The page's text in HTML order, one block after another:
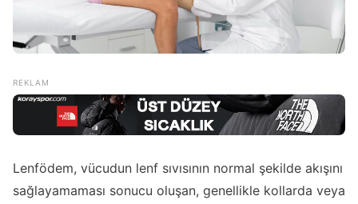
Lenfödem, vücudun lenf sıvısının normal şekilde akışını
sağlayamaması sonucu oluşan, genellikle kollarda veya